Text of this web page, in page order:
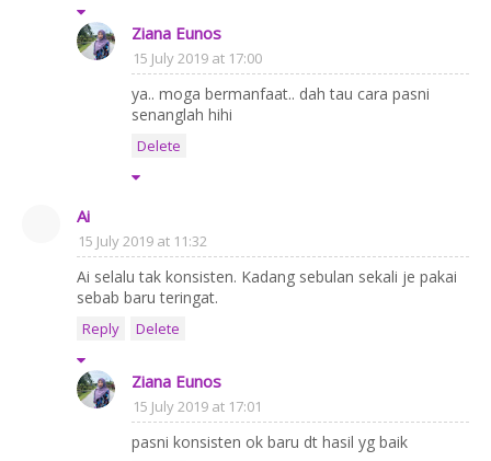
Ziana Eunos
15 July 2019 at 17:00
ya.. moga bermanfaat.. dah tau cara pasni
senanglah hihi
Delete
Ai
15 July 2019 at 11:32
Ai selalu tak konsisten. Kadang sebulan sekali je pakai
sebab baru teringat.
Reply Delete
Ziana Eunos
15 July 2019 at 17:01
pasni konsisten ok baru dt hasil yg baik